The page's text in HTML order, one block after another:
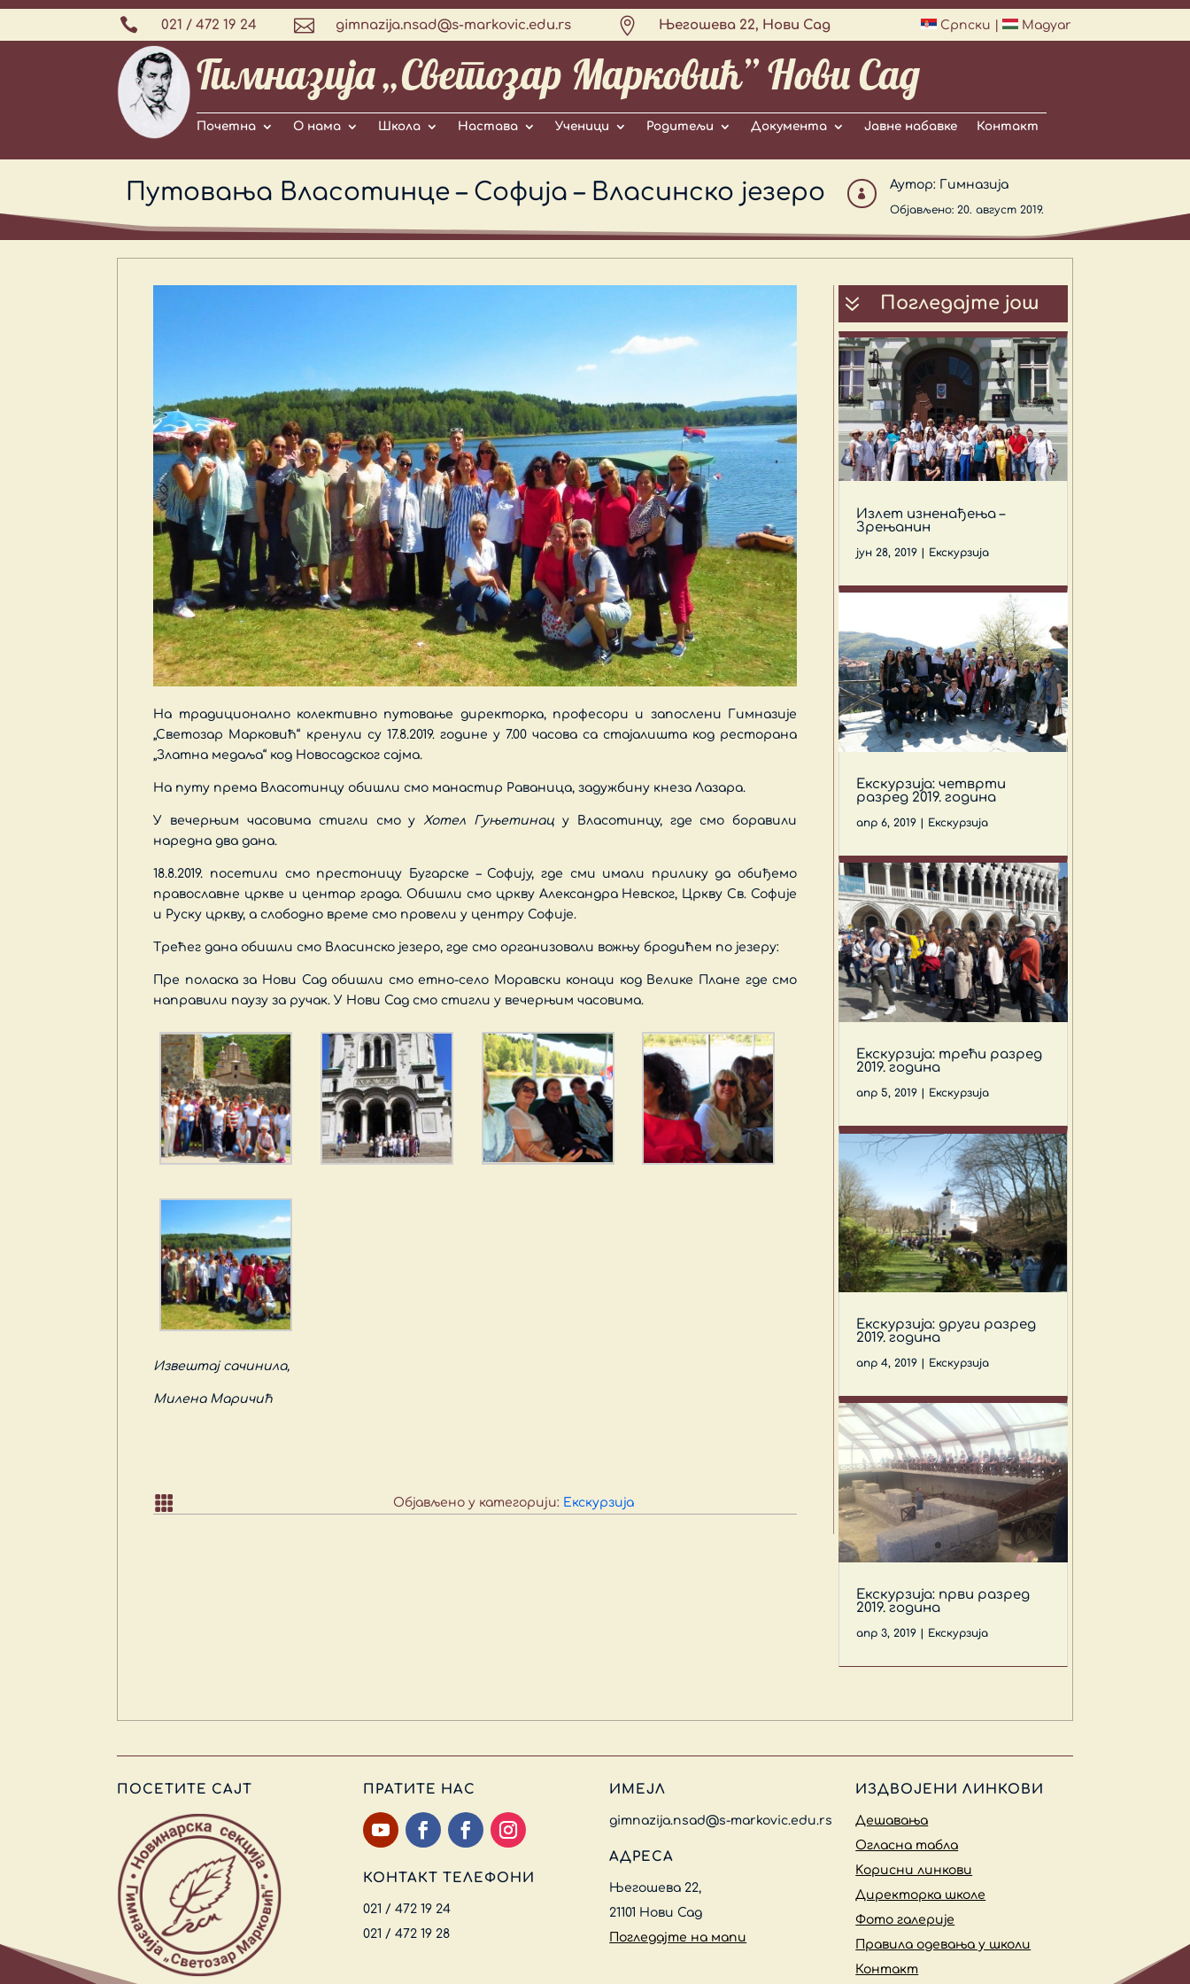
 021 / 472 19 24  gimnazija.nsad@s-markovic.edu.rs  Његошева 22, Нови Сад Српски Magyar
Гимназија „Светозар Марковић” Нови Сад
Почетна О нама Школа Настава Ученици Родитељи Документа Јавне набавке Контакт
Путовања Власотинце – Софија – Власинско језеро 
Аутор: Гимназија
Објављено: 20. август 2019.
На традиционално колективно путовање директорка, професори и запослени Гимназије
„Светозар Марковић“ кренули су 17.8.2019. године у 7.00 часова са стајалишта код ресторана
„Златна медаља“ код Новосадског сајма.
На путу према Власотинцу обишли смо манастир Раваница, задужбину кнеза Лазара.
У вечерњим часовима стигли смо уХотел Гуњетинац у Власотинцу, где смо боравили
наредна два дана.
18.8.2019. посетили смо престоницу Бугарске – Софију, где сми имали прилику да обиђемо
православне цркве и центар града. Обишли смо цркву Александра Невског, Цркву Св. Софије
и Руску цркву, а слободно време смо провели у центру Софије.
Трећег дана обишли смо Власинско језеро, где смо организовали вожњу бродићем по језеру:
Пре поласка за Нови Сад обишли смо етно-село Моравски конаци код Велике Плане где смо
направили паузу за ручак. У Нови Сад смо стигли у вечерњим часовима.
Извештај сачинила,
Милена Маричић
 Објављено у категорији: Екскурзија
7 Погледајте још
Излет изненађења –
Зрењанин
јун 28, 2019| Екскурзија
Екскурзија: четврти
разред 2019. година
апр 6, 2019| Екскурзија
Екскурзија: трећи разред
2019. година
апр 5, 2019| Екскурзија
Екскурзија: други разред
2019. година
апр 4, 2019| Екскурзија
Екскурзија: први разред
2019. година
апр 3, 2019| Екскурзија
ПОСЕТИТЕ САЈТ ПРАТИТЕ НАС
КОНТАКТ ТЕЛЕФОНИ
021 / 472 19 24
021 / 472 19 28
ИМЕЈЛ
gimnazija.nsad@s-markovic.edu.rs
АДРЕСА
Његошева 22,
21101 Нови Сад
Погледајте на мапи
ИЗДВОЈЕНИ ЛИНКОВИ
Дешавања
Огласна табла
Kорисни линкови
Директорка школе
Фото галерије
Правила одевања у школи
Контакт